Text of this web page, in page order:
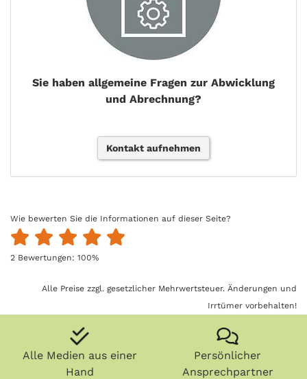
Sie haben allgemeine Fragen zur Abwicklung
und Abrechnung?
Kontakt aufnehmen
Wie bewerten Sie die Informationen auf dieser Seite?
2 Bewertungen: 100%
Alle Preise zzgl. gesetzlicher Mehrwertsteuer. Änderungen und
Irrtümer vorbehalten!
Alle Medien aus einer
Hand
Persönlicher
Ansprechpartner